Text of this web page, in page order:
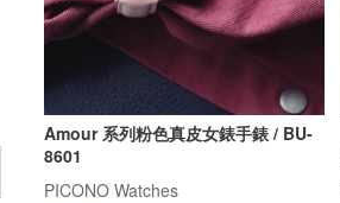
Amour 系列粉色真皮女錶手錶 / BU-
8601
PICONO Watches